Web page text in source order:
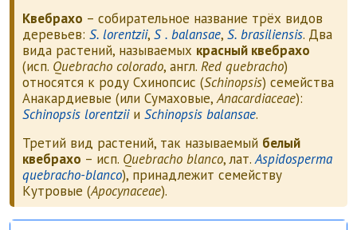
Квебрахо – собирательное название трёх видов
деревьев: S. lorentzii, S . balansae, S. brasiliensis. Два
вида растений, называемых красный квебрахо
(исп. Quebracho colorado, англ. Red quebracho)
относятся к роду Схинопсис (Schinopsis) семейства
Анакардиевые (или Сумаховые,Anacardiaceae):
Schinopsis lorentziiи Schinopsis balansae.
Третий вид растений, так называемый белый
квебрахо – исп. Quebracho blanco, лат.Aspidosperma
quebracho-blanco), принадлежит семейству
Кутровые (Apocynaceae).